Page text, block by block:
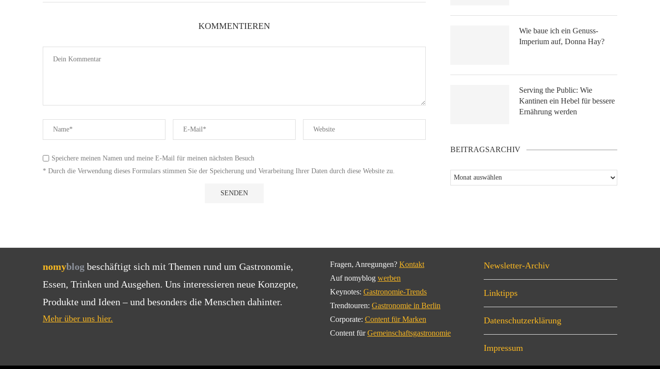
KOMMENTIEREN
Speichere meinen Namen und meine E-Mail für meinen nächsten Besuch
* Durch die Verwendung dieses Formulars stimmen Sie der Speicherung und Verarbeitung Ihrer Daten durch diese Website zu.
Wie baue ich ein Genuss-
Imperium auf, Donna Hay?
Serving the Public: Wie
Kantinen ein Hebel für bessere
Ernährung werden
BEITRAGSARCHIV
nomyblog beschäftigt sich mit Themen rund um Gastronomie,
Essen, Trinken und Ausgehen. Uns interessieren neue Konzepte,
Produkte und Ideen – und besonders die Menschen dahinter.
Mehr über uns hier.
Fragen, Anregungen? Kontakt
Auf nomyblog werben
Keynotes: Gastronomie-Trends
Trendtouren: Gastronomie in Berlin
Corporate: Content für Marken
Content fürGemeinschaftsgastronomie
Newsletter-Archiv
Linktipps
Datenschutzerklärung
Impressum